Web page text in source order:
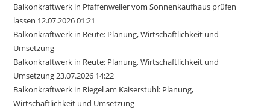
Balkonkraftwerk in Pfaffenweiler vom Sonnenkaufhaus prüfen
lassen 12.07.2026 01:21
Balkonkraftwerk in Reute: Planung, Wirtschaftlichkeit und
Umsetzung
Balkonkraftwerk in Reute: Planung, Wirtschaftlichkeit und
Umsetzung 23.07.2026 14:22
Balkonkraftwerk in Riegel am Kaiserstuhl: Planung,
Wirtschaftlichkeit und Umsetzung